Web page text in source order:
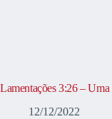
Lamentações 3:26 – Uma
12/12/2022